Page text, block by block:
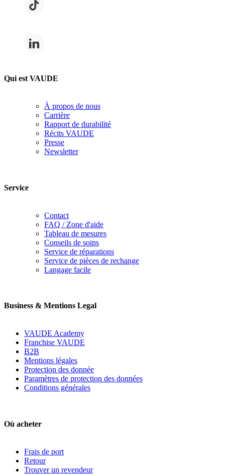
Qui est VAUDE
À propos de nous
Carrière
Rapport de durabilité
Récits VAUDE
Presse
Newsletter
Service
Contact
FAQ / Zone d'aide
Tableau de mesures
Conseils de soins
Service de réparations
Service de pièces de rechange
Langage facile
Business & Mentions Legal
VAUDE Academy
Franchise VAUDE
B2B
Mentions légales
Protection des donnée
Paramètres de protection des données
Conditions générales
Où acheter
Frais de port
Retour
Trouver un revendeur